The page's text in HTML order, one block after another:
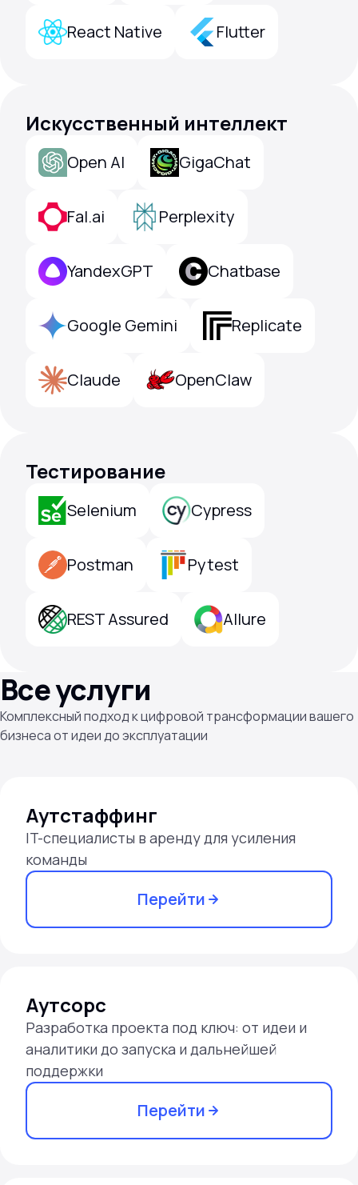
React Native Flutter
Искусственный интеллект
Open AI GigaChat
Fal.ai Perplexity
YandexGPT Chatbase
Google Gemini Replicate
Claude OpenClaw
Тестирование
Selenium Cypress
Postman Pytest
REST Assured Allure
Все услуги
Комплексный подход к цифровой трансформации вашего
бизнеса от идеи до эксплуатации
Аутстаффинг
IT-специалисты в аренду для усиления
команды
Перейти
Аутсорс
Разработка проекта под ключ: от идеи и
аналитики до запуска и дальнейшей
поддержки
Перейти